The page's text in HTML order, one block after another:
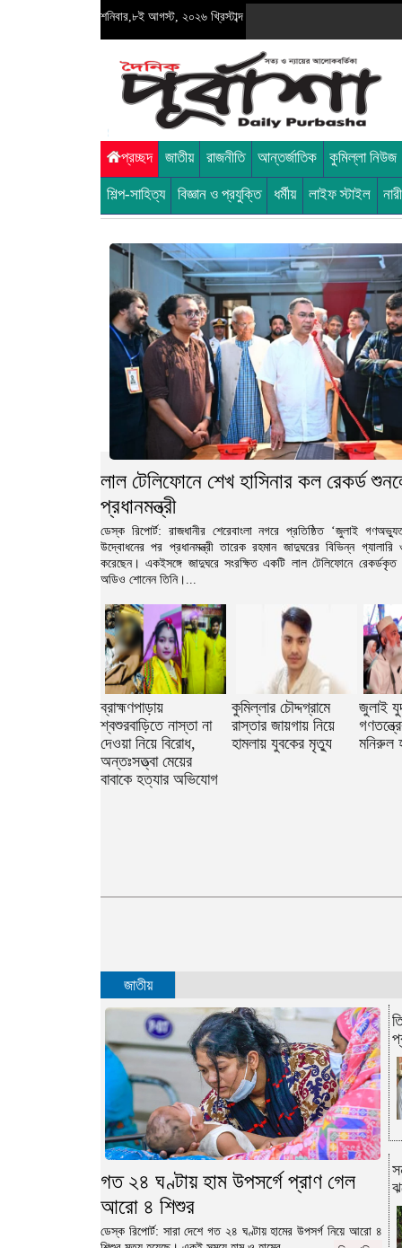
শনিবার,৮ই আগস্ট, ২০২৬ খ্রিস্টাব্দ
প্রচ্ছদ জাতীয় রাজনীতি আন্তর্জাতিক কুমিল্লা নিউজ
শিল্প-সাহিত্য বিজ্ঞান ও প্রযুক্তি ধর্মীয় লাইফ স্টাইল
লাল টেলিফোনে শেখ হাসিনার কল রেকর্ড
প্রধানমন্ত্রী
ডেস্ক রিপোর্ট: রাজধানীর শেরেবাংলা নগরে প্রতিষ্ঠিত ‘জুলাই
উদ্বোধনের পর প্রধানমন্ত্রী তারেক রহমান জাদুঘরের বিভিন্ন গ্যালারি
করেছেন। একইসঙ্গে জাদুঘরে সংরক্ষিত একটি লাল টেলিফোনে রেকর্ডকৃত
অডিও শোনেন তিনি।...
ব্রাহ্মণপাড়ায়
শ্বশুরবাড়িতে নাস্তা না
দেওয়া নিয়ে বিরোধ,
অন্তঃসত্ত্বা মেয়ের
বাবাকে হত্যার অভিযোগ
কুমিল্লার চৌদ্দগ্রামে
রাস্তার জায়গায় নিয়ে
হামলায় যুবকের মৃত্যু
জুলাই
মনিরুল
জাতীয়
গত ২৪ ঘণ্টায় হাম উপসর্গে প্রাণ গেল
আরো ৪ শিশুর
ডেস্ক রিপোর্ট: সারা দেশে গত ২৪ ঘণ্টায় হামের উপসর্গ নিয়ে আরো ৪